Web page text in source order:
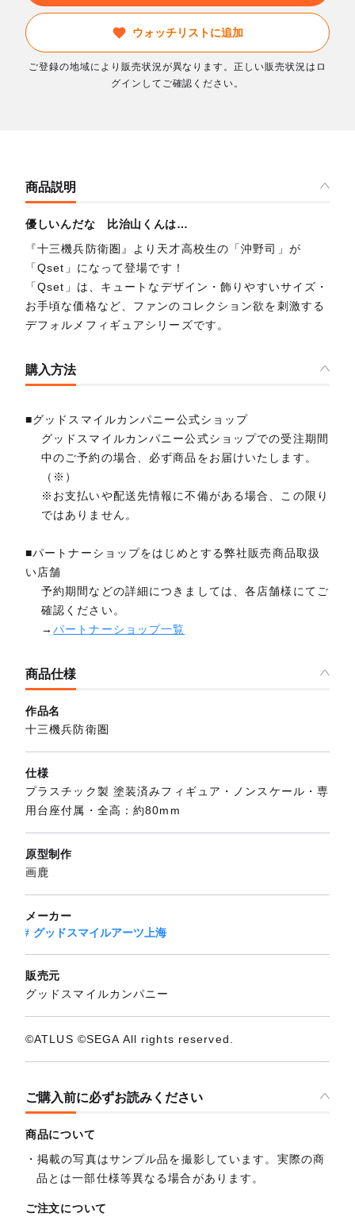
ウォッチリストに追加
ご登録の地域により販売状況が異なります。正しい販売状況はロ
グインしてご確認ください。
商品説明
優しいんだな 比治山くんは…
『十三機兵防衛圏』より天才高校生の「沖野司」が
「Qset」になって登場です！
「Qset」は、キュートなデザイン・飾りやすいサイズ・
お手頃な価格など、ファンのコレクション欲を刺激する
デフォルメフィギュアシリーズです。
購入方法
■グッドスマイルカンパニー公式ショップ
グッドスマイルカンパニー公式ショップでの受注期間
中のご予約の場合、必ず商品をお届けいたします。
（※）
※お支払いや配送先情報に不備がある場合、この限り
ではありません。
■パートナーショップをはじめとする弊社販売商品取扱
い店舗
予約期間などの詳細につきましては、各店舗様にてご
確認ください。
→パートナーショップ一覧
商品仕様
作品名
十三機兵防衛圏
仕様
プラスチック製 塗装済みフィギュア・ノンスケール・専
用台座付属・全高：約80mm
原型制作
画鹿
メーカー
グッドスマイルアーツ上海
販売元
グッドスマイルカンパニー
©ATLUS ©SEGA All rights reserved.
ご購入前に必ずお読みください
商品について
掲載の写真はサンプル品を撮影しています。実際の商
品とは一部仕様等異なる場合があります。
ご注文について